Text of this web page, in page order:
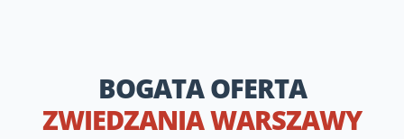
BOGATA OFERTA
ZWIEDZANIA WARSZAWY